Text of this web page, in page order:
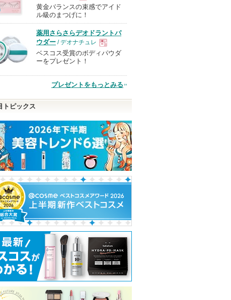
アルティ
ピン
へ
RMK デューイーメルト
リップカラー
RMK
グサイトへ
エリクシール ザ セラム
aa
エリクシール
エリクシールか
ありますショッピン
現
品
黄金バランスの束感でアイド
ル級のまつげに！
薬用さらさらデオドラントパ
ウダー / デオナチュレ
現
品
ベスコス受賞のボディパウダ
ーをプレゼント！
プレゼントをもっとみる
トピックス